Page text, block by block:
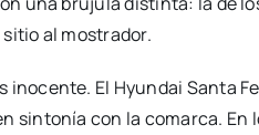
al mostrador.
inocente. El Hyundai Santa
sintonía con la comarca. En